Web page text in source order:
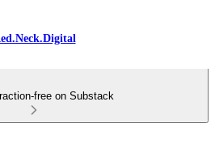
free on Substack